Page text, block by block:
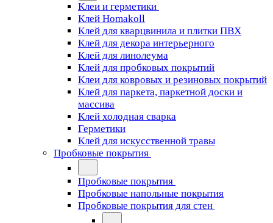
Клеи и герметики
Клей Homakoll
Клей для кварцвинила и плитки ПВХ
Клей для декора интерьерного
Клей для линолеума
Клей для пробковых покрытий
Клеи для ковровых и резиновых покрытий
Клей для паркета, паркетной доски и
массива
Клей холодная сварка
Герметики
Клей для искусственной травы
Пробковые покрытия
Пробковые покрытия
Пробковые напольные покрытия
Пробковые покрытия для стен